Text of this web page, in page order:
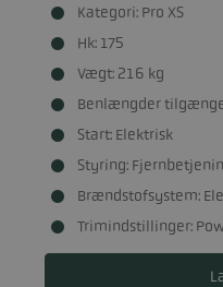
Kategori: Pro XS
Hk: 175
Vægt: 216 kg
Benlængder
Start: Elektrisk
Styring:
Brændstofsystem:
Trimindstillinger: